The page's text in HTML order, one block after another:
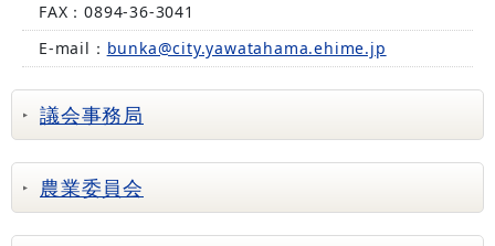
FAX：0894-36-3041
E-mail： bunka@city.yawatahama.ehime.jp
議会事務局
農業委員会